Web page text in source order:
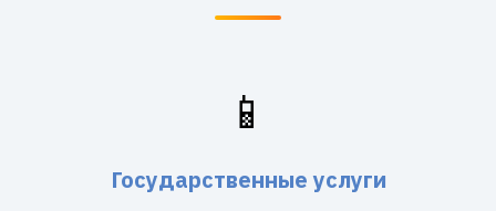
📱
Государственные услуги